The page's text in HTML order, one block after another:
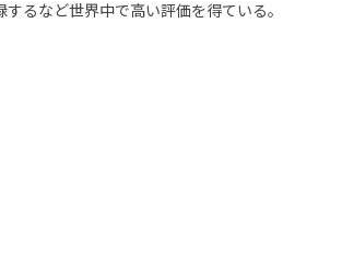
るなど世界中で高い評価を得ている。